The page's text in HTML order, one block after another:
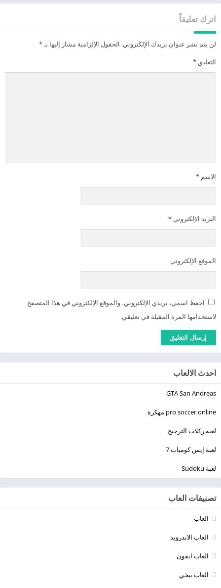
اترك تعليقاً
لن يتم نشر عنوان بريدك الإلكتروني. الحقول الإلزامية مشار إليها بـ*
التعليق *
الاسم *
البريد الإلكتروني *
الموقع الإلكتروني
احفظ اسمي، بريدي الإلكتروني، والموقع الإلكتروني في هذا المتصفح
لاستخدامها المرة المقبلة في تعليقي.
احدث الالعاب
GTA San Andreas
pro soccer online مهكرة
لعبة ركلات الترجيح
لعبة إيس كومبات 7
لعبة Sudoku
تصنيفات العاب
العاب
العاب الاندرويد
العاب ايفون
العاب ببجي